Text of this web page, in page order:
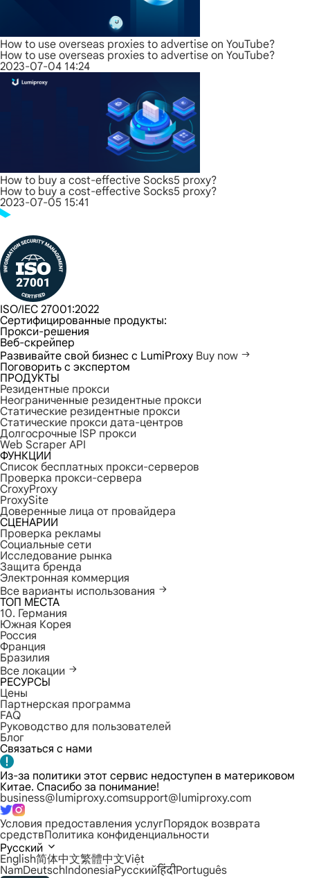
How to use overseas proxies to advertise on YouTube?
How to use overseas proxies to advertise on YouTube?
2023-07-04 14:24
How to buy a cost-effective Socks5 proxy?
How to buy a cost-effective Socks5 proxy?
2023-07-05 15:41
ISO/IEC 27001:2022
Сертифицированные продукты:
Прокси-решения
Веб-скрейпер
Развивайте свой бизнес с LumiProxy Buy now
Поговорить с экспертом
ПРОДУКТЫ
Резидентные прокси
Неограниченные резидентные прокси
Статические резидентные прокси
Статические прокси дата-центров
Долгосрочные ISP прокси
Web Scraper API
ФУНКЦИИ
Список бесплатных прокси-серверов
Проверка прокси-сервера
CroxyProxy
ProxySite
Доверенные лица от провайдера
СЦЕНАРИИ
Проверка рекламы
Социальные сети
Исследование рынка
Защита бренда
Электронная коммерция
Все варианты использования
ТОП МЕСТА
10. Германия
Южная Корея
Россия
Франция
Бразилия
Все локации
РЕСУРСЫ
Цены
Партнерская программа
FAQ
Руководство для пользователей
Блог
Связаться с нами
Из-за политики этот сервис недоступен в материковом
Китае. Спасибо за понимание!
business@lumiproxy.comsupport@lumiproxy.com
Условия предоставления услугПорядок возврата
средствПолитика конфиденциальности
Русский
English简体中文繁體中文Việt
NamDeutschIndonesiaРусскийहिंदीPortuguês